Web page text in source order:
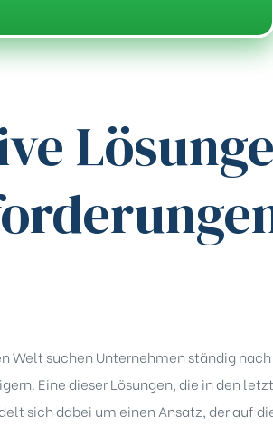
Welt suchen Unternehmen ständig
Eine dieser Lösungen, die in den
sich dabei um einen Ansatz, der auf